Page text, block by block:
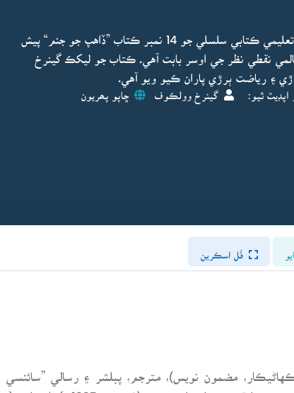
سينٽر فار پيس اينڊ سول سوسائٽي پاران روشن خيال تعليمي ڪتابي سلسلي جو 14 نمبر ڪتاب ”ڏاهپ جو جنم“ پيش
نقطي نظر جي اوسر بابت آهي. ڪتاب جو ليکڪ گينرخ
۽ رياضت ٻرڙي پاران ڪيو ويو آهي.
اپڊيٽ ٿيو: گينرخ وولڪوف ڇاپو پھريون
فُل اسڪرين